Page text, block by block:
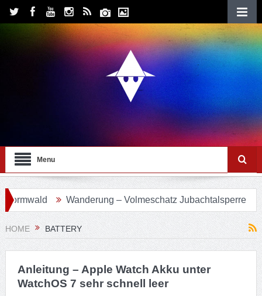
Menu
Wanderung – Volmeschatz Jubachtalsperre
HOME BATTERY
Anleitung – Apple Watch Akku unter
WatchOS 7 sehr schnell leer